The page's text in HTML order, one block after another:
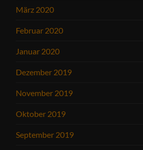
März 2020
Februar 2020
Januar 2020
Dezember 2019
November 2019
Oktober 2019
September 2019